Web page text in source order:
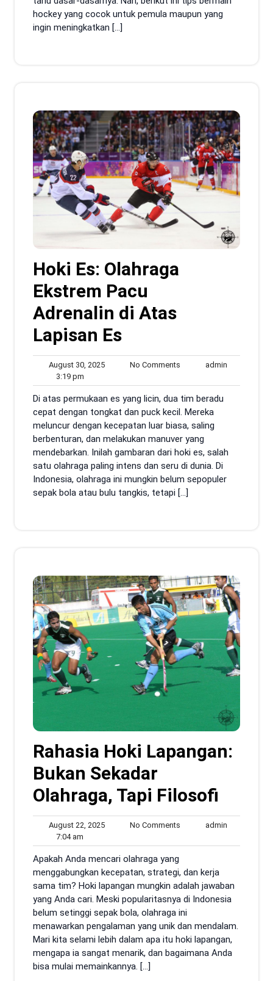
hockey yang cocok untuk pemula maupun yang
ingin meningkatkan […]
Hoki Es: Olahraga
Ekstrem Pacu
Adrenalin di Atas
Lapisan Es
August 30, 2025August
2025
No Comments admin
3:19 pm
pm
Di atas permukaan es yang licin, dua tim beradu
cepat dengan tongkat dan puck kecil. Mereka
meluncur dengan kecepatan luar biasa, saling
berbenturan, dan melakukan manuver yang
mendebarkan. Inilah gambaran dari hoki es, salah
satu olahraga paling intens dan seru di dunia. Di
Indonesia, olahraga ini mungkin belum sepopuler
sepak bola atau bulu tangkis, tetapi […]
Rahasia Hoki Lapangan:
Bukan Sekadar
Olahraga, Tapi Filosofi
August 22, 2025August
2025
No Comments admin
7:04 am
am
Apakah Anda mencari olahraga yang
menggabungkan kecepatan, strategi, dan kerja
sama tim? Hoki lapangan mungkin adalah jawaban
yang Anda cari. Meski popularitasnya di Indonesia
belum setinggi sepak bola, olahraga ini
menawarkan pengalaman yang unik dan mendalam.
Mari kita selami lebih dalam apa itu hoki lapangan,
mengapa ia sangat menarik, dan bagaimana Anda
bisa mulai memainkannya. […]